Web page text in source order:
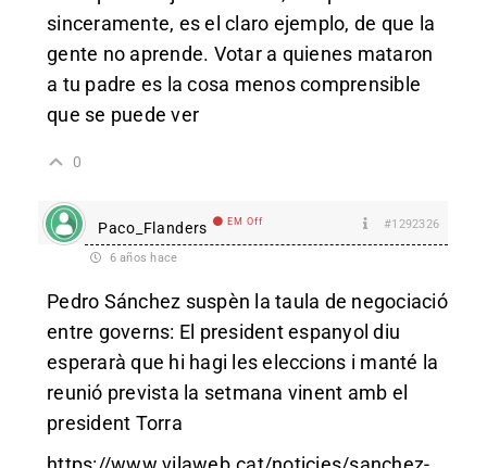
sinceramente, es el claro ejemplo, de que la
gente no aprende. Votar a quienes mataron
a tu padre es la cosa menos comprensible
que se puede ver
0
Paco_Flanders EM Off #1292326
6 años hace
Pedro Sánchez suspèn la taula de negociació
entre governs: El president espanyol diu
esperarà que hi hagi les eleccions i manté la
reunió prevista la setmana vinent amb el
president Torra